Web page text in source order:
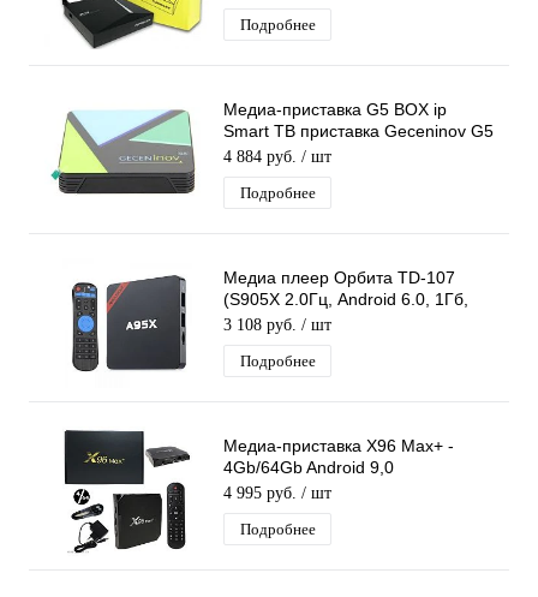
Подробнее
Медиа-приставка G5 BOX ip
Smart ТВ приставка Geceninov G5
BOX 4/32
4 884 руб. / шт
Подробнее
Медиа плеер Орбита TD-107
(S905X 2.0Гц, Android 6.0, 1Гб,
Flash 8ГБ, Wi-Fi)/20
3 108 руб. / шт
Подробнее
Медиа-приставка X96 Max+ -
4Gb/64Gb Android 9,0
Медиаплеер Smart tv IPTV OTT
приставка 4K HD H.265
4 995 руб. / шт
Подробнее